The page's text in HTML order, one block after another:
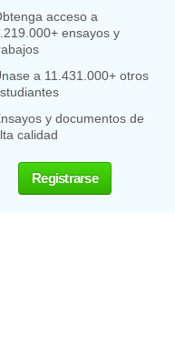
acceso a
ensayos y
a 11.431.000+ otros
y documentos de
calidad
Registrarse